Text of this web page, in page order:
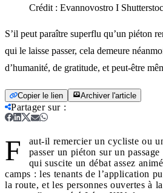
Crédit : Evannovostro I
S’il peut paraître superflu qu’un piéton
qui le laisse passer, cela demeure
d’humanité, de gratitude, et peut-être
Copier le lien Archiver l'article
Partager sur:
F
aut-il remercier un cycliste ou
passer un piéton sur un
qui suscite un débat assez
camps : les tenants de l’application
la route, et les personnes ouvertes à